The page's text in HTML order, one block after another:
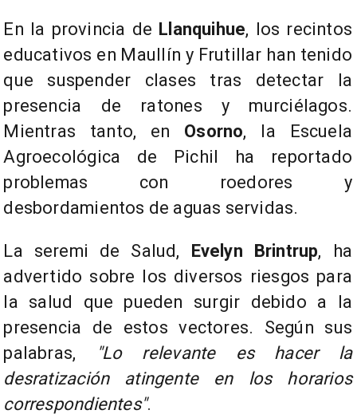
En la provincia de Llanquihue, los recintos
educativos en Maullín y Frutillar han tenido
que suspender clases tras detectar la
presencia de ratones y murciélagos.
Mientras tanto, en Osorno, la Escuela
Agroecológica de Pichil ha reportado
problemas con roedores y
desbordamientos de aguas servidas.
La seremi de Salud, Evelyn Brintrup, ha
advertido sobre los diversos riesgos para
la salud que pueden surgir debido a la
presencia de estos vectores. Según sus
palabras,
"Lo relevante es hacer la
desratización atingente en los horarios
correspondientes".